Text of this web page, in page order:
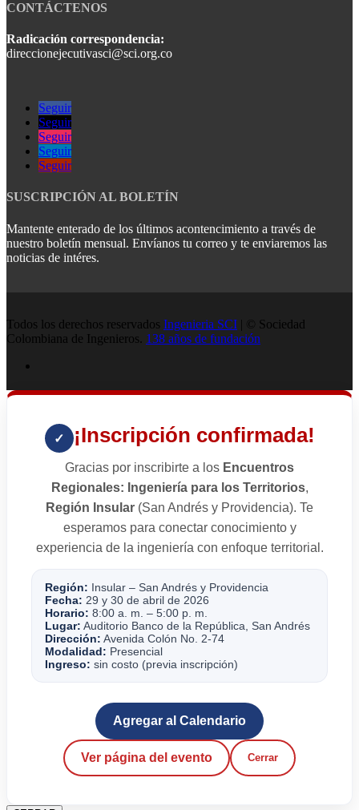
CONTÁCTENOS
Radicación correspondencia:
direccionejecutivasci@sci.org.co
Seguir
Seguir
Seguir
Seguir
Seguir
SUSCRIPCIÓN AL BOLETÍN
Mantente enterado de los últimos acontencimiento a través de
nuestro boletín mensual. Envíanos tu correo y te enviaremos las
noticias de intéres.
Todos los derechos reservados Ingenieria SCI | © Sociedad
Colombiana de Ingenieros. 138 años de fundación
✓ ¡Inscripción confirmada!
Gracias por inscribirte a los Encuentros
Regionales: Ingeniería para los Territorios,
Región Insular (San Andrés y Providencia). Te
esperamos para conectar conocimiento y
experiencia de la ingeniería con enfoque territorial.
Región: Insular – San Andrés y Providencia
Fecha: 29 y 30 de abril de 2026
Horario: 8:00 a. m. – 5:00 p. m.
Lugar: Auditorio Banco de la República, San Andrés
Dirección: Avenida Colón No. 2-74
Modalidad: Presencial
Ingreso: sin costo (previa inscripción)
Agregar al Calendario
Ver página del evento Cerrar